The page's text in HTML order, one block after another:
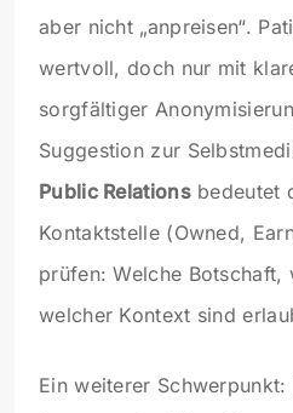
aber nicht „anpreisen“.
wertvoll, doch nur mit
sorgfältiger
Suggestion zur
Public Relationsbedeutet
Kontaktstelle (Owned,
prüfen: Welche Botschaft,
welcher Kontext sind
Ein weiterer Schwerpunkt: